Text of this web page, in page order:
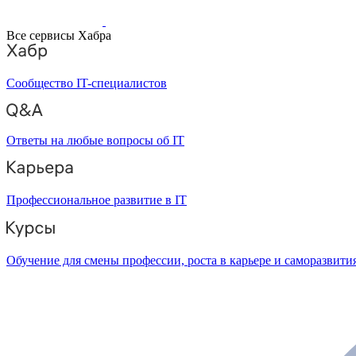
Все сервисы Хабра
Сообщество IT-специалистов
Ответы на любые вопросы об IT
Профессиональное развитие в IT
Обучение для смены профессии, роста в карьере и